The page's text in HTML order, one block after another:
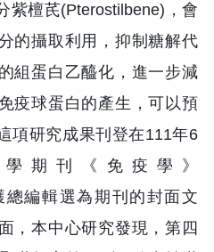
紫檀芪(Pterostilbene)，會
的攝取利用，抑制糖解代
組蛋白乙醯化，進一步減
疫球蛋白的產生，可以預
項研究成果刊登在111年6
期刊《免疫學》
總編輯選為期刊的封面文
，本中心研究發現，第四